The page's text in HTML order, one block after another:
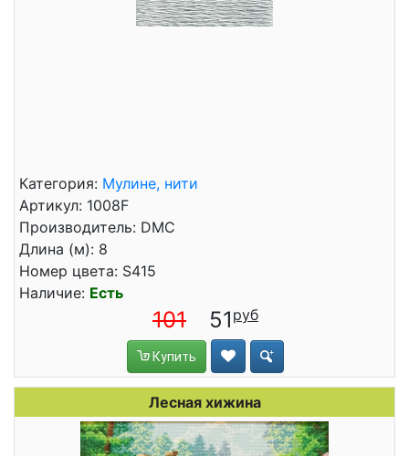
Категория: Мулине, нити
Артикул: 1008F
Производитель: DMC
Длина (м): 8
Номер цвета: S415
Наличие: Есть
101 51
Купить
Лесная хижина